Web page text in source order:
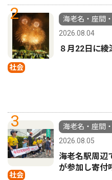
2
社会
海老名・座間
2026.08.04
８月22日に
3
社会
海老名・座間
2026.08.05
海老名駅周辺
が参加し寄付